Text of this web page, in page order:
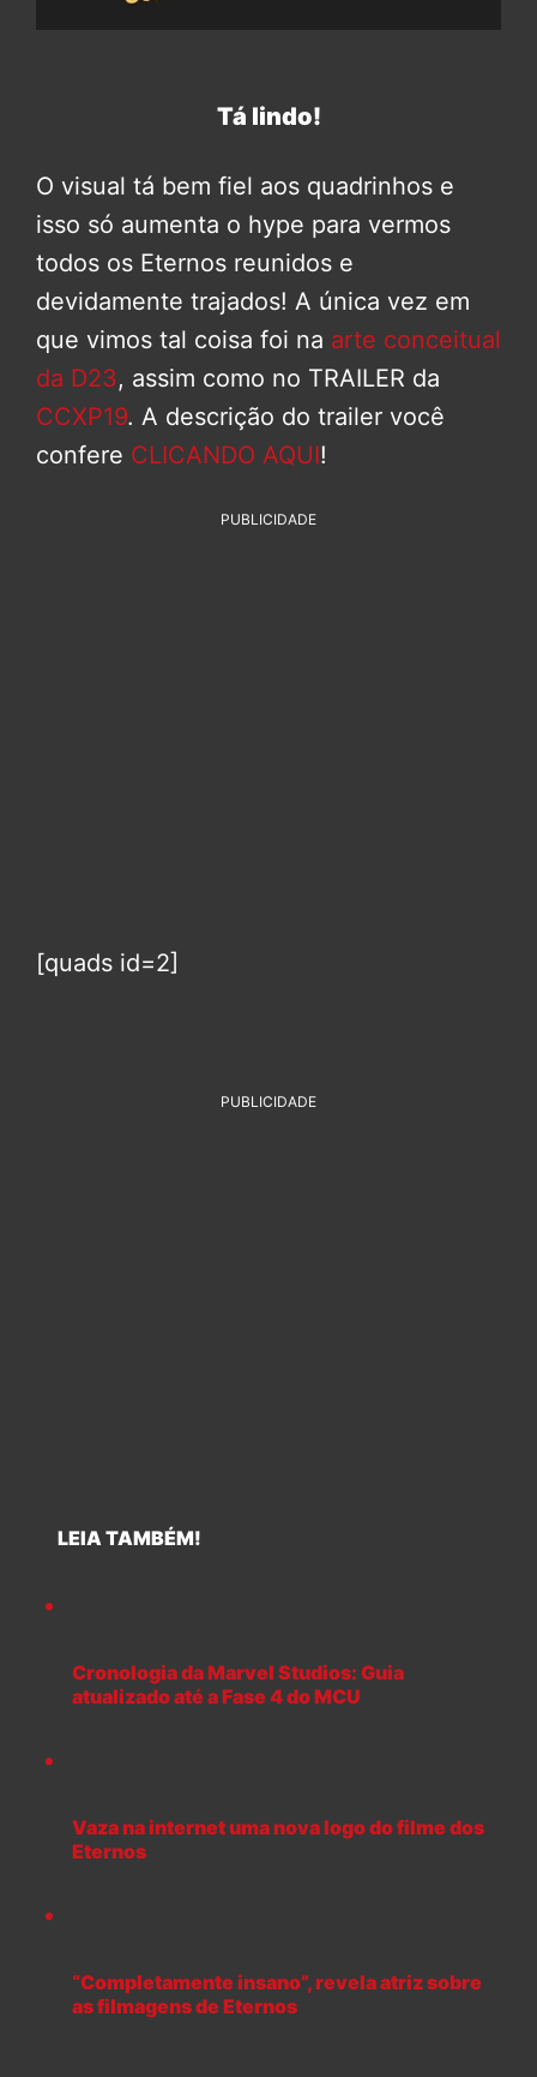
Tá lindo!
O visual tá bem fiel aos quadrinhos e
isso só aumenta o hype para vermos
todos os Eternos reunidos e
devidamente trajados! A única vez em
que vimos tal coisa foi na arte conceitual
da D23, assim como no TRAILER da
CCXP19. A descrição do trailer você
confere CLICANDO AQUI!
PUBLICIDADE
[quads id=2]
PUBLICIDADE
LEIA TAMBÉM!
Cronologia da Marvel Studios: Guia
atualizado até a Fase 4 do MCU
Vaza na internet uma nova logo do filme dos
Eternos
“Completamente insano”, revela atriz sobre
as filmagens de Eternos